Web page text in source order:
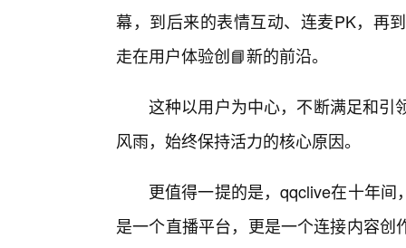
幕，到后来的表情互动、连麦PK，再
走在用户体验创📘新的前沿。
这种以用户为中心，不断满足和引
风雨，始终保持活力的核心原因。
更值得一提的是，qqclive在十年
是一个直播平台，更是一个连接内容